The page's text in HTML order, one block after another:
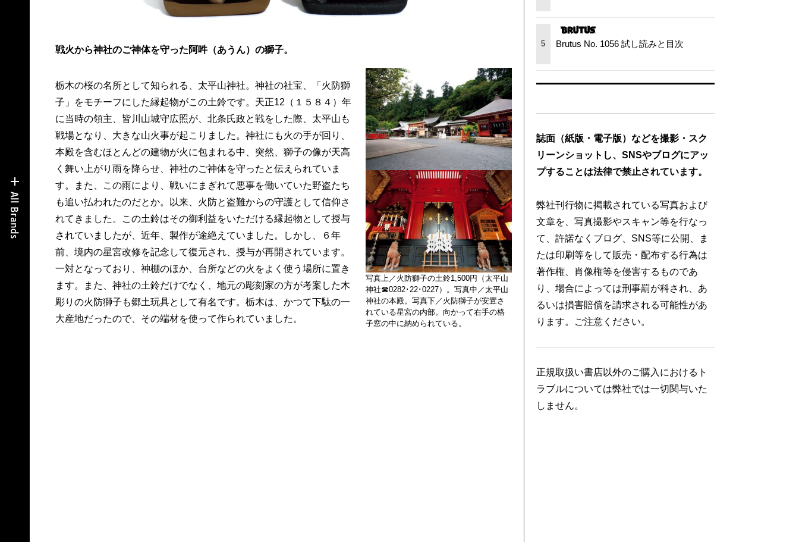
戦火から神社のご神体を守った阿吽（あうん）の獅子。
栃木の桜の名所として知られる、太平山神社。神社の社宝、「火防獅
子」をモチーフにした縁起物がこの土鈴です。天正12（１５８４）年
に当時の領主、皆川山城守広照が、北条氏政と戦をした際、太平山も
戦場となり、大きな山火事が起こりました。神社にも火の手が回り、
本殿を含むほとんどの建物が火に包まれる中、突然、獅子の像が天高
く舞い上がり雨を降らせ、神社のご神体を守ったと伝えられていま
す。また、この雨により、戦いにまぎれて悪事を働いていた野盗たち
も追い払われたのだとか。以来、火防と盗難からの守護として信仰さ
れてきました。この土鈴はその御利益をいただける縁起物として授与
されていましたが、近年、製作が途絶えていました。しかし、６年
前、境内の星宮改修を記念して復元され、授与が再開されています。
一対となっており、神棚のほか、台所などの火をよく使う場所に置き
ます。また、神社の土鈴だけでなく、地元の彫刻家の方が考案した木
彫りの火防獅子も郷土玩具として有名です。栃木は、かつて下駄の一
大産地だったので、その端材を使って作られていました。
写真上／火防獅子の土鈴1,500円（太平山
神社☎0282･22･0227）。写真中／太平山
神社の本殿。写真下／火防獅子が安置さ
れている星宮の内部。向かって右手の格
子窓の中に納められている。
5 Brutus No. 1056 試し読みと目次
誌面（紙版・電子版）などを撮影・スク
リーンショットし、SNSやブログにアッ
プすることは法律で禁止されています。
弊社刊行物に掲載されている写真および
文章を、写真撮影やスキャン等を行なっ
て、許諾なくブログ、SNS等に公開、ま
たは印刷等をして販売・配布する行為は
著作権、肖像権等を侵害するものであ
り、場合によっては刑事罰が科され、あ
るいは損害賠償を請求される可能性があ
ります。ご注意ください。
正規取扱い書店以外のご購入におけるト
ラブルについては弊社では一切関与いた
しません。